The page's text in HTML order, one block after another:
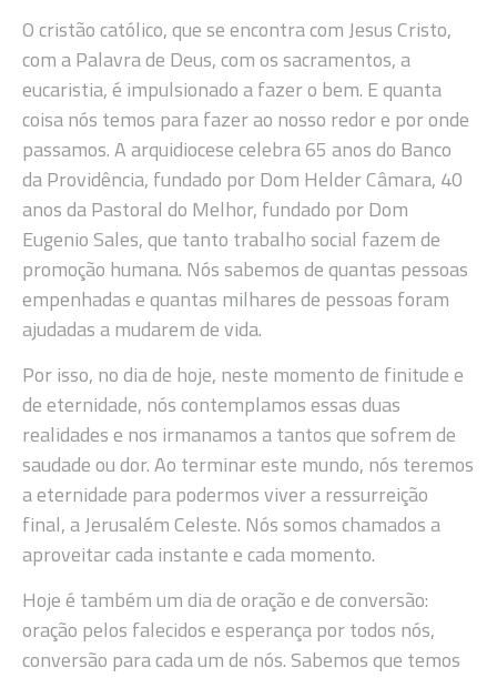
O cristão católico, que se encontra com Jesus Cristo,
com a Palavra de Deus, com os sacramentos, a
eucaristia, é impulsionado a fazer o bem. E quanta
coisa nós temos para fazer ao nosso redor e por onde
passamos. A arquidiocese celebra 65 anos do Banco
da Providência, fundado por Dom Helder Câmara, 40
anos da Pastoral do Melhor, fundado por Dom
Eugenio Sales, que tanto trabalho social fazem de
promoção humana. Nós sabemos de quantas pessoas
empenhadas e quantas milhares de pessoas foram
ajudadas a mudarem de vida.
Por isso, no dia de hoje, neste momento de finitude e
de eternidade, nós contemplamos essas duas
realidades e nos irmanamos a tantos que sofrem de
saudade ou dor. Ao terminar este mundo, nós teremos
a eternidade para podermos viver a ressurreição
final, a Jerusalém Celeste. Nós somos chamados a
aproveitar cada instante e cada momento.
Hoje é também um dia de oração e de conversão:
oração pelos falecidos e esperança por todos nós,
conversão para cada um de nós. Sabemos que temos